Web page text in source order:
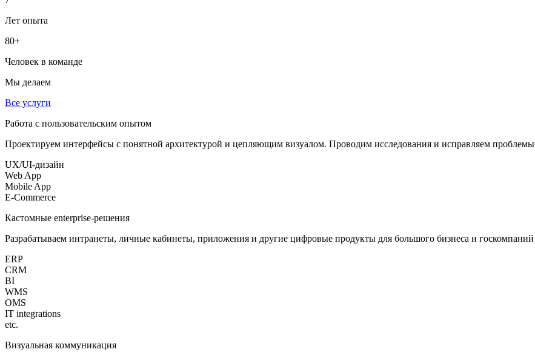
Лет опыта
80+
Человек в команде
Мы делаем
Все услуги
Работа с пользовательским опытом
Проектируем интерфейсы с понятной архитектурой и цепляющим визуалом. Проводим исследования и исправляем проблемы
UX/UI-дизайн
Web App
Mobile App
E-Commerce
Кастомные enterprise‑решения
Разрабатываем интранеты, личные кабинеты, приложения и другие цифровые продукты для большого бизнеса и госкомпаний
ERP
CRM
BI
WMS
OMS
IT integrations
etc.
Визуальная коммуникация